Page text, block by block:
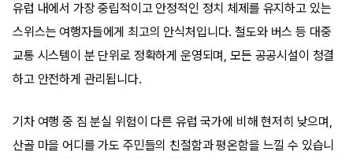
유럽 내에서 가장 중립적이고 안정적인 정치 체제를 유지하고 있는
스위스는 여행자들에게 최고의 안식처입니다. 철도와 버스 등 대중
교통 시스템이 분 단위로 정확하게 운영되며, 모든 공공시설이 청결
하고 안전하게 관리됩니다.
기차 여행 중 짐 분실 위험이 다른 유럽 국가에 비해 현저히 낮으며,
산골 마을 어디를 가도 주민들의 친절함과 평온함을 느낄 수 있습니